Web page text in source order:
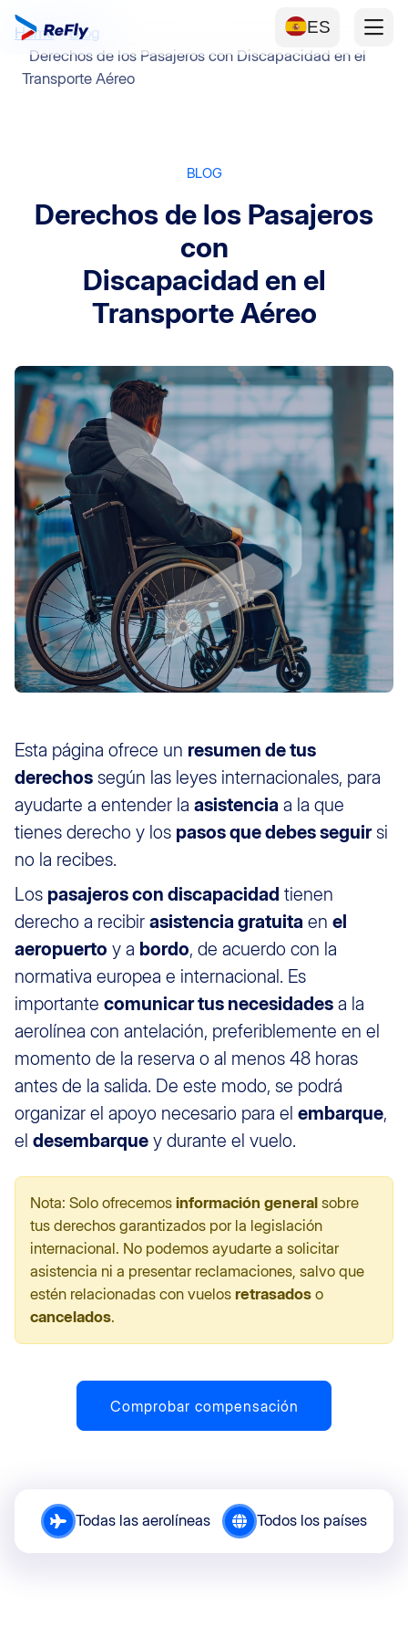
ES
Home
Blog
Derechos de los Pasajeros con Discapacidad en el
Transporte Aéreo
BLOG
Derechos de los Pasajeros
con
Discapacidad en el
Transporte Aéreo
Esta página ofrece un resumen de tus
derechos según las leyes internacionales, para
ayudarte a entender la asistencia a la que
tienes derecho y los pasos que debes seguirsi
no la recibes.
Los pasajeros con discapacidad tienen
derecho a recibir asistencia gratuita en el
aeropuerto y a bordo, de acuerdo con la
normativa europea e internacional. Es
importante comunicar tus necesidades a la
aerolínea con antelación, preferiblemente en el
momento de la reserva o al menos 48 horas
antes de la salida. De este modo, se podrá
organizar el apoyo necesario para el embarque,
el desembarque y durante el vuelo.
Nota: Solo ofrecemos información general sobre
tus derechos garantizados por la legislación
internacional. No podemos ayudarte a solicitar
asistencia ni a presentar reclamaciones, salvo que
estén relacionadas con vuelos retrasados o
cancelados.
Comprobar compensación
Todas las aerolíneas Todos los países